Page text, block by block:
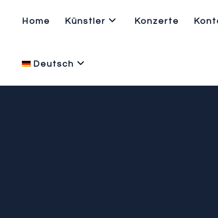
Home Künstler Konzerte
Deutsch